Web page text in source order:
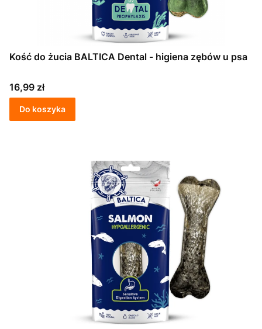
Kość do żucia BALTICA Dental - higiena zębów u psa
Cena
16,99 zł
Do koszyka